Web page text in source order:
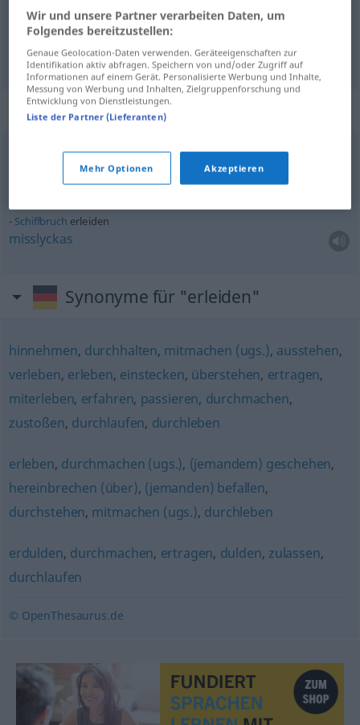
genomlida erleiden erdulden
drabbas av erleidenRückfall
Beispielsätze für "erleiden"
erleiden
lidaskeppsbrott
Schiffbruch erleiden
misslyckas
Synonyme für "erleiden"
hinnehmen, durchhalten, mitmachen (ugs.), ausstehen,
verleben, erleben, einstecken, überstehen, ertragen,
miterleben, erfahren, passieren, durchmachen,
zustoßen, durchlaufen, durchleben
erleben, durchmachen (ugs.), (jemandem) geschehen,
hereinbrechen (über), (jemanden) befallen,
durchstehen, mitmachen (ugs.), durchleben
erdulden, durchmachen, ertragen, dulden, zulassen,
durchlaufen
© OpenThesaurus.de
Wir und unsere Partner verarbeiten Daten, um
Folgendes bereitzustellen:
Genaue Geolocation-Daten verwenden. Geräteeigenschaften zur
Identifikation aktiv abfragen. Speichern von und/oder Zugriff auf
Informationen auf einem Gerät. Personalisierte Werbung und Inhalte,
Messung von Werbung und Inhalten, Zielgruppenforschung und
Entwicklung von Dienstleistungen.
Liste der Partner (Lieferanten)
Mehr Optionen Akzeptieren